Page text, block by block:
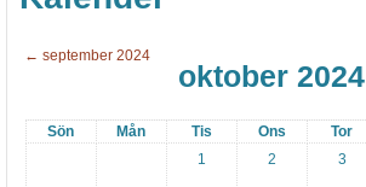
7
ί
← september 2024
oktober 2024
Sön Mån Tis Ons Tor
1
2 3